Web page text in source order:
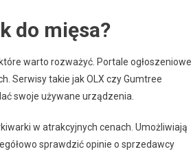
do mięsa?
warto rozważyć. Portale ogłoszeniowe
Serwisy takie jak OLX czy Gumtree
swoje używane urządzenia.
w atrakcyjnych cenach. Umożliwiają
sprawdzić opinie o sprzedawcy